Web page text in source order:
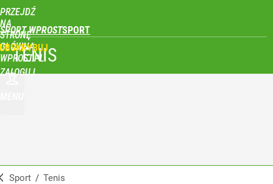
PRZEJDŹ
NA
STRONĘ
GŁÓWNĄ
WPROST.PL
SPORT WPROST
ZALOGUJ
TENIS
Sport / Tenis